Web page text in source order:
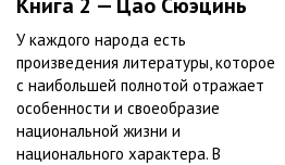
У каждого народа есть
произведения литературы, которое
с наибольшей полнотой отражает
особенности и своеобразие
национальной жизни и
национального характера. В